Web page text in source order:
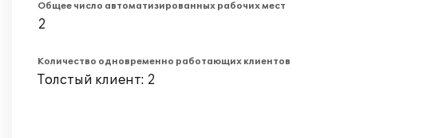
Общее число автоматизированных рабочих мест
2
Количество одновременно работающих клиентов
Толстый клиент: 2